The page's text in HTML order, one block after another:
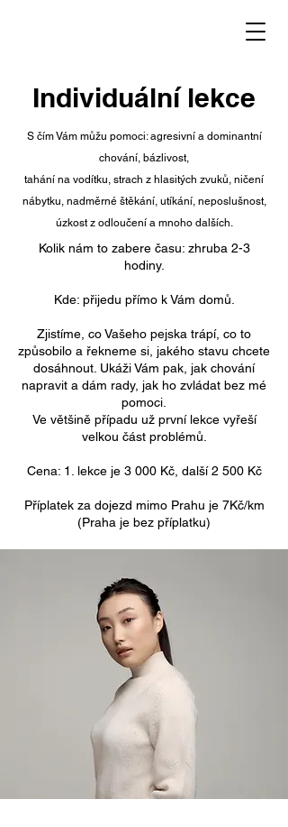
Individuální lekce
S čím Vám můžu pomoci: agresivní a dominantní
chování, bázlivost,
tahání na vodítku, strach z hlasitých zvuků, ničení
nábytku, nadměrné štěkání, utíkání, neposlušnost,
úzkost z odloučení a mnoho dalších.
Kolik nám to zabere času: zhruba 2-3
hodiny.
Kde: přijedu přímo k Vám domů.
Zjistíme, co Vašeho pejska trápí, co to
způsobilo a řekneme si, jakého stavu chcete
dosáhnout. Ukáži Vám pak, jak chování
napravit a dám rady, jak ho zvládat bez mé
pomoci.
Ve většině případu už první lekce vyřeší
velkou část problémů.
Cena: 1. lekce je 3 000 Kč, další 2 500 Kč
Příplatek za dojezd mimo Prahu je 7Kč/km
(Praha je bez příplatku)